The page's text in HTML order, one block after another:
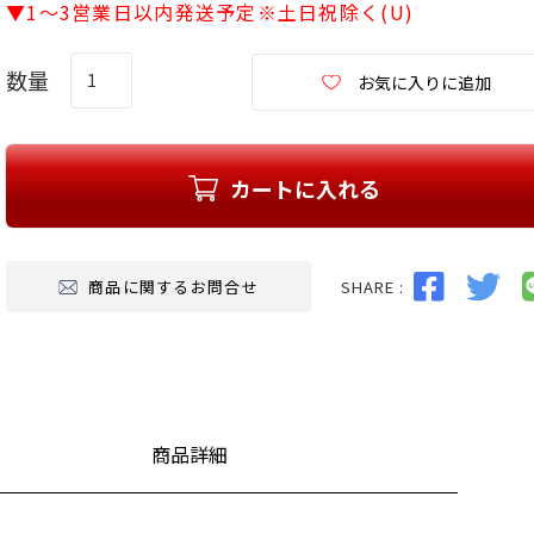
▼1～3営業日以内発送予定※土日祝除く(U)
お気に入りに追加
カートに入れる
商品に関するお問合せ SHARE :
商品詳細